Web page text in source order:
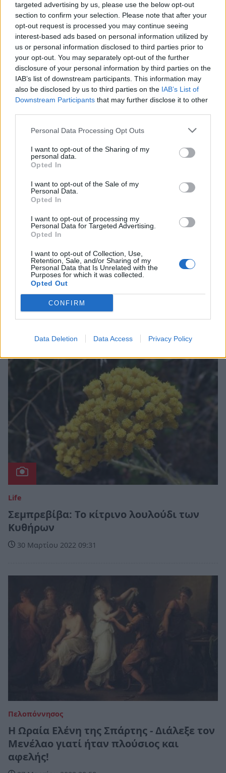
targeted advertising by us, please use the below opt-out
section to confirm your selection. Please note that after your
opt-out request is processed you may continue seeing
interest-based ads based on personal information utilized by
us or personal information disclosed to third parties prior to
your opt-out. You may separately opt-out of the further
disclosure of your personal information by third parties on the
IAB’s list of downstream participants. This information may
also be disclosed by us to third parties on the IAB’s List of
Downstream Participants that may further disclose it to other
Personal Data Processing Opt Outs
I want to opt-out of the Sharing of my
personal data.
Opted In
I want to opt-out of the Sale of my
Personal Data.
Opted In
I want to opt-out of processing my
Personal Data for Targeted Advertising.
Opted In
I want to opt-out of Collection, Use,
Retention, Sale, and/or Sharing of my
Personal Data that Is Unrelated with the
Purposes for which it was collected.
Opted Out
CONFIRM
Data Deletion Data Access Privacy Policy
Ελλάδα
Sempreviva: Αγγίξτε το μαγικό
χρυσαφένιο λουλούδι που ζει για πάντα,
στα Κύθηρα (video)
20 Ιουλίου 2022 18:02
Eντυπωσιακό! Εδώ έκανε το μπάνιο της η
Ωραία Ελένη της Σπάρτης τις ζεστές
ημέρες του καλοκαιριού!
Life
Σεμπρεβίβα: Το κίτρινο λουλούδι των
Κυθήρων
30 Μαρτίου 2022 09:31
Πελοπόννησος
Η Ωραία Ελένη της Σπάρτης - Διάλεξε τον
Μενέλαο γιατί ήταν πλούσιος και
αφελής!